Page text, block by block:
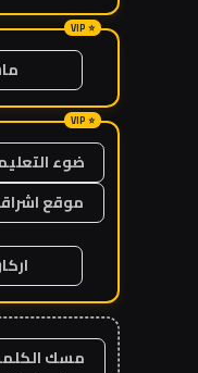
ضوء
موقع
مسك